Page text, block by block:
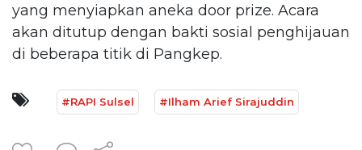
yang menyiapkan aneka door prize. Acara
akan ditutup dengan bakti sosial penghijauan
di beberapa titik di Pangkep.
#RAPI Sulsel #Ilham Arief Sirajuddin